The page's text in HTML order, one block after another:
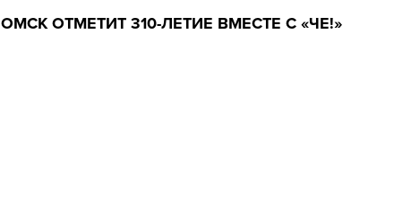
ОМСК ОТМЕТИТ 310-ЛЕТИЕ ВМЕСТЕ С «ЧЕ!»